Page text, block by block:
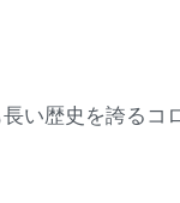
い歴史を誇るコ